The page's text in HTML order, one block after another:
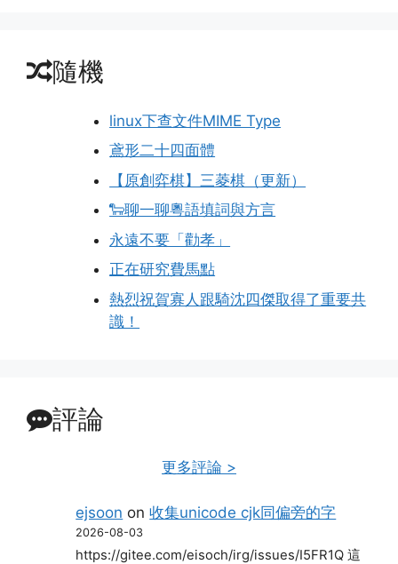
隨機
linux下查文件MIME Type
鳶形二十四面體
【原創弈棋】三菱棋（更新）
🐑聊一聊粵語填詞與方言
永遠不要「勸孝」
正在研究費馬點
熱烈祝賀寡人跟騎沈四傑取得了重要共
識！
評論
更多評論 >
ejsoon on收集unicode cjk同偏旁的字
2026-08-03
https://gitee.com/eisoch/irg/issues/I5FR1Q 這